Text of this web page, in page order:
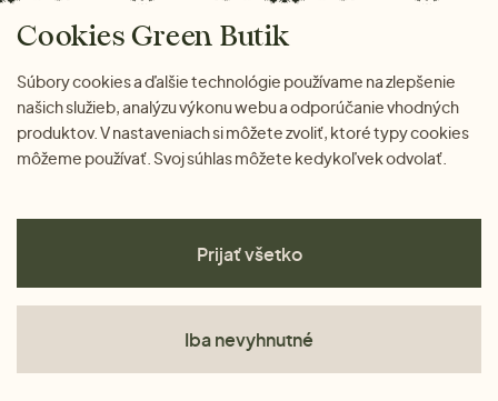
Cookies Green Butik
Súbory cookies a ďalšie technológie používame na zlepšenie
našich služieb, analýzu výkonu webu a odporúčanie vhodných
produktov. V nastaveniach si môžete zvoliť, ktoré typy cookies
môžeme používať. Svoj súhlas môžete kedykoľvek odvolať.
Prijať všetko
Iba nevyhnutné